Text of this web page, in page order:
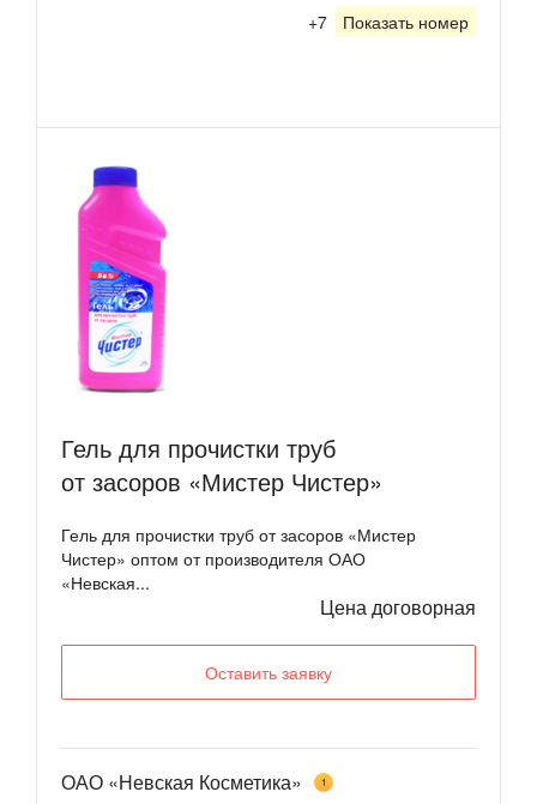
+7 Показать номер
Гель для прочистки труб
от засоров «Мистер Чистер»
Гель для прочистки труб от засоров «Мистер
Чистер» оптом от производителя ОАО
«Невская...
Цена договорная
Оставить заявку
ОАО «Невская Косметика» 1